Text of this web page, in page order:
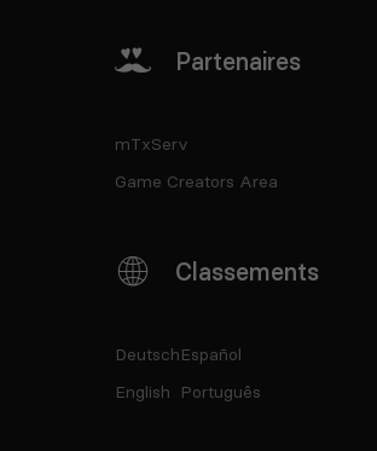
Partenaires
mTxServ
Game Creators Area
Classements
Deutsch
English
Español
Português